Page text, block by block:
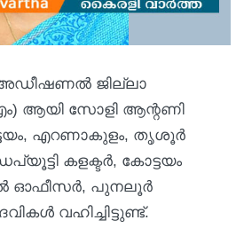
അഡീഷണൽ ജില്ലാ
ആയി സോളി ആന്റണി
എറണാകുളം, തൃശൂർ
കളക്ടർ, കോട്ടയം
ഓഫീസർ, പുനലൂർ
വഹിച്ചിട്ടുണ്ട്.